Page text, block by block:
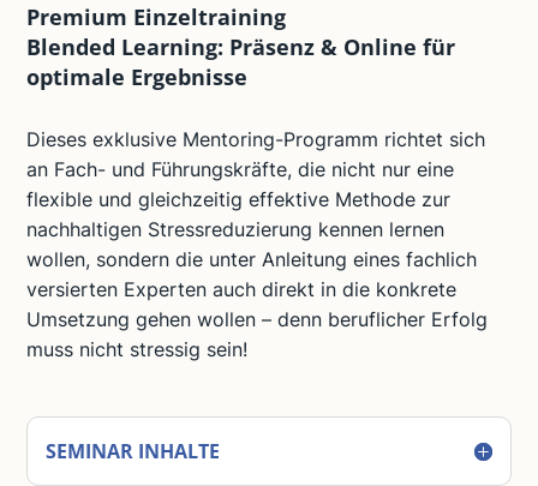
Premium Einzeltraining
Blended Learning: Präsenz & Online für
optimale Ergebnisse
Dieses exklusive Mentoring-Programm richtet sich
an Fach- und Führungskräfte, die nicht nur eine
flexible und gleichzeitig effektive Methode zur
nachhaltigen Stressreduzierung kennen lernen
wollen, sondern die unter Anleitung eines fachlich
versierten Experten auch direkt in die konkrete
Umsetzung gehen wollen – denn beruflicher Erfolg
muss nicht stressig sein!
SEMINAR INHALTE